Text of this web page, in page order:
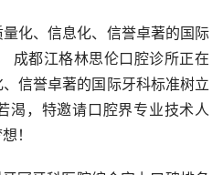
化、信息化、信誉卓著的国际
成都江格林思伦口腔诊所正在
信誉卓著的国际牙科标准树立
渴，特邀请口腔界专业技术人
！